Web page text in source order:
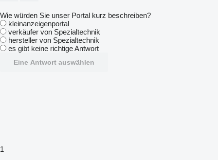
Wie würden Sie unser Portal kurz beschreiben?
kleinanzeigenportal
verkäufer von Spezialtechnik
hersteller von Spezialtechnik
es gibt keine richtige Antwort
Eine Antwort auswählen
1